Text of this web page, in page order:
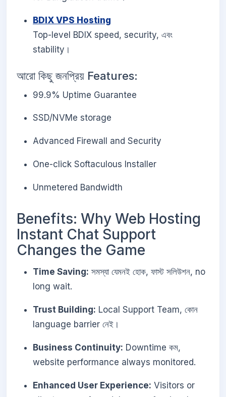
BDIX VPS Hosting
Top-level BDIX speed, security, এবং
stability।
আরো কিছু জনপ্রিয় Features:
99.9% Uptime Guarantee
SSD/NVMe storage
Advanced Firewall and Security
One-click Softaculous Installer
Unmetered Bandwidth
Benefits: Why Web Hosting
Instant Chat Support
Changes the Game
Time Saving: সমস্যা যেমনই হোক, ফাস্ট সলিউশন, no
long wait.
Trust Building: Local Support Team, কোন
language barrier নেই।
Business Continuity: Downtime কম,
website performance always monitored.
Enhanced User Experience: Visitors or